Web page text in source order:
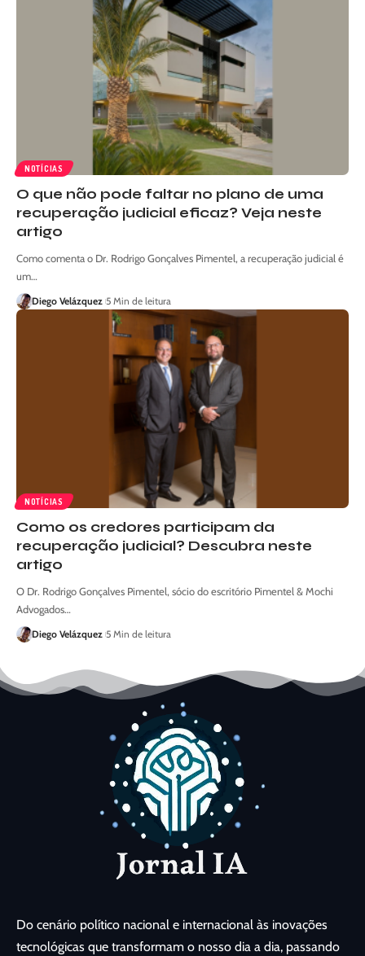
NOTÍCIAS
O que não pode faltar no plano de uma
recuperação judicial eficaz? Veja neste
artigo
Como comenta o Dr. Rodrigo Gonçalves Pimentel, a recuperação judicial é
um…
Diego Velázquez 5 Min de leitura
NOTÍCIAS
Como os credores participam da
recuperação judicial? Descubra neste
artigo
O Dr. Rodrigo Gonçalves Pimentel, sócio do escritório Pimentel & Mochi
Advogados…
Diego Velázquez 5 Min de leitura
Do cenário político nacional e internacional às inovações
tecnológicas que transformam o nosso dia a dia, passando